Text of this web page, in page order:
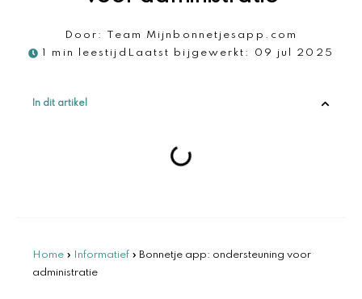
Door:
Team Mijnbonnetjesapp.com
1 min leestijd Laatst bijgewerkt: 09 jul 2025
In dit artikel
Home » Informatief » Bonnetje app: ondersteuning voor
administratie